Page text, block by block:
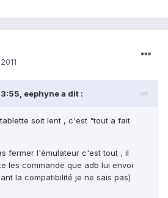
eephyne a dit :
soit lent , c'est "tout a fait
fermer l'émulateur c'est tout , il
les commande que adb lui envoi
la compatibilité je ne sais pas)